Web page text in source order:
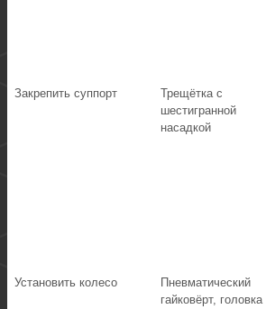
Закрепить суппорт
Трещётка с
шестигранной
насадкой
Установить колесо
Пневматический
гайковёрт, головка